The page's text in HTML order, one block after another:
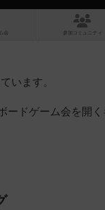
コミュニティ
います。
ードゲーム会を開く